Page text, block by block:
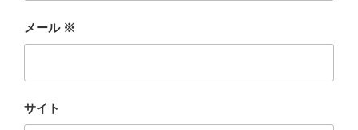
メール ※
サイト